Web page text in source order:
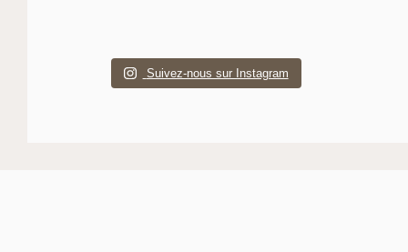
Suivez-nous sur Instagram